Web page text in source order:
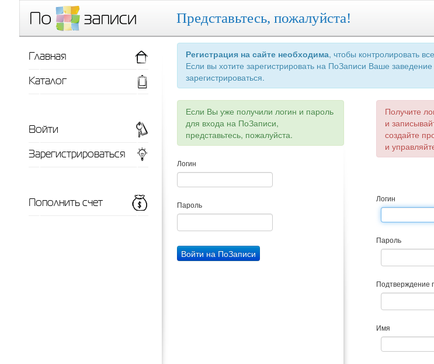
Представьтесь, пожалуйста!
Регистрация на сайте необходима, чтобы контролировать
Если вы хотите зарегистрировать на ПоЗаписи Ваше
зарегистрироваться.
Если Вы уже получили логин и пароль
для входа на ПоЗаписи,
представьтесь, пожалуйста.
Логин
Пароль
Получите
и
создайте
и
Логин
Пароль
Подтверждение
Имя
Главная
Каталог
Войти
Зарегистрироваться
Пополнить счет